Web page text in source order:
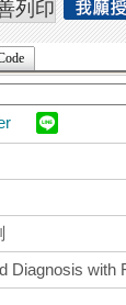
Diagnosis with